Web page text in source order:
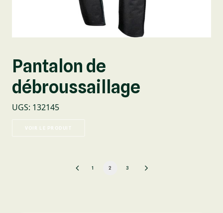
Pantalon de
débroussaillage
UGS: 132145
VOIR LE PRODUIT
1 2 3